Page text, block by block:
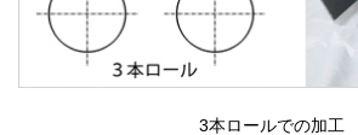
3本ロールでの加工